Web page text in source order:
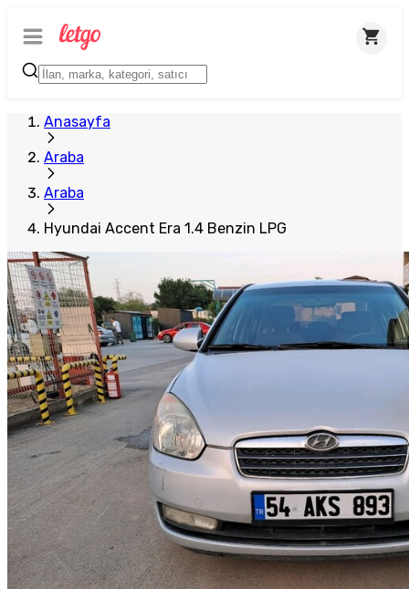
Anasayfa
Araba
Araba
Hyundai Accent Era 1.4 Benzin LPG